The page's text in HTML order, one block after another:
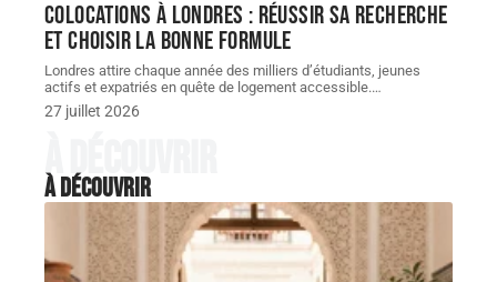
Colocations à londres : réussir sa recherche
et choisir la bonne formule
Londres attire chaque année des milliers d’étudiants, jeunes
actifs et expatriés en quête de logement accessible.…
27 juillet 2026
À découvrir
À découvrir